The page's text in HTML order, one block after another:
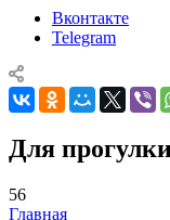
Вконтакте
Telegram
Для
56
Главная